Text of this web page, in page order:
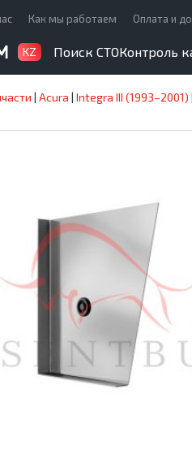
Как мы работаем Оплата и
KZ Поиск СТОКонтроль
| Acura | Integra III (1993–2001)